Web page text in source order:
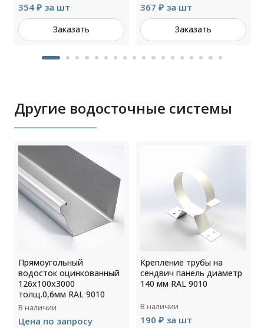
354 ₽ за шт
Заказать
367 ₽ за шт
Заказать
Другие водосточные системы
Прямоугольный
водосток оцинкованный
126х100х3000
толщ.0,6мм RAL 9010
В наличии
Цена по запросу
Крепление трубы на
сендвич панель диаметр
140 мм RAL 9010
В наличии
190 ₽ за шт